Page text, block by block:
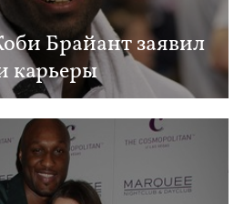
Брайант заявил
карьеры